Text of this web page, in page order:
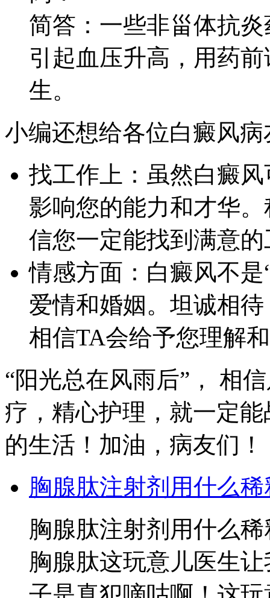
简答：一些非甾体抗
引起血压升高，用药
生。
小编还想给各位白癜风
找工作上：虽然白癜
影响您的能力和才华
信您一定能找到满意
情感方面：白癜风不
爱情和婚姻。坦诚相
相信TA会给予您理解
“阳光总在风雨后”， 相
疗，精心护理，就一定
的生活！加油，病友们！
胸腺肽注射剂用什么稀
胸腺肽注射剂用什么
胸腺肽这玩意儿医生